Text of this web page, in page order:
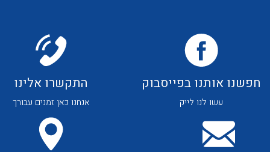
לכל מוצרי היצרן לכל מוצרי היצרן
חפשנו אותנו בפייסבוק
עשו לנו לייק
התקשרו אלינו
אנחנו כאן זמנים עבורך